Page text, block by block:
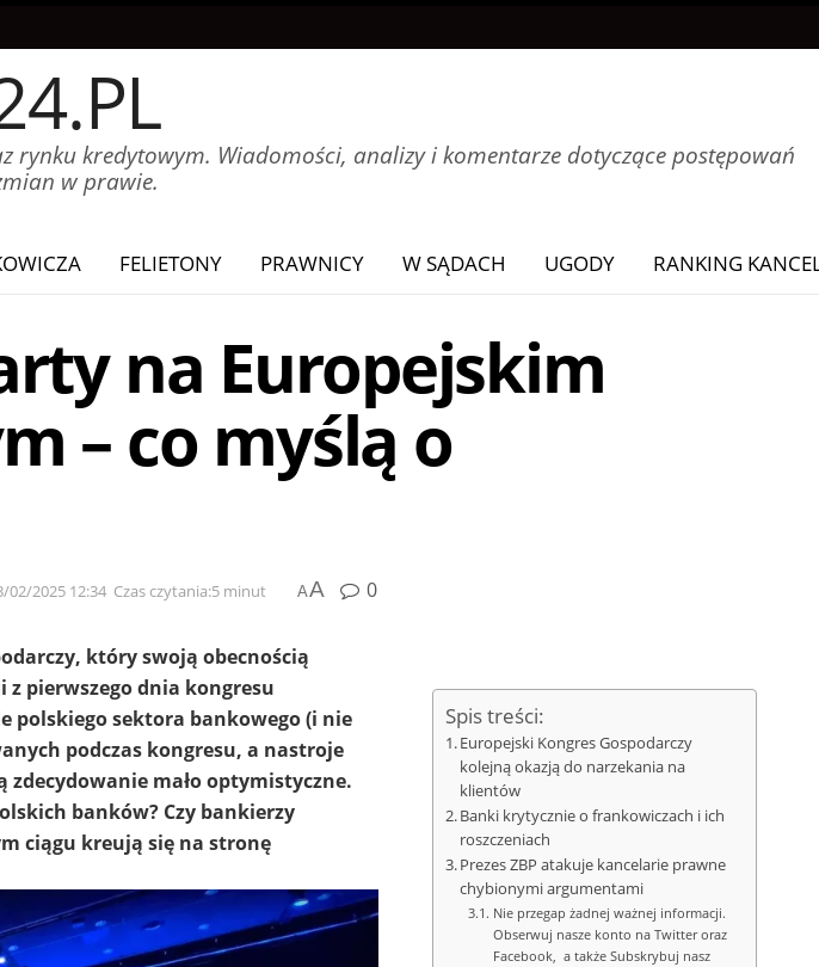
kredytowym. Wiadomości, analizy i komentarze dotyczące postępowań
w prawie.
FELIETONY PRAWNICY W SĄDACH UGODY RANKING
na Europejskim
– co myślą o
2025 12:34 Czas czytania:5 minut AA 0
który swoją obecnością
pierwszego dnia kongresu
polskiego sektora bankowego (i nie
podczas kongresu, a nastroje
mało optymistyczne.
banków? Czy bankierzy
ciągu kreują się na stronę
Spis treści:
Europejski Kongres Gospodarczy
kolejną okazją do narzekania na
klientów
Banki krytycznie o frankowiczach i ich
roszczeniach
Prezes ZBP atakuje kancelarie prawne
chybionymi argumentami
Nie przegap żadnej ważnej informacji.
Obserwuj nasze konto na Twitter oraz
Facebook, a także Subskrybuj nasz